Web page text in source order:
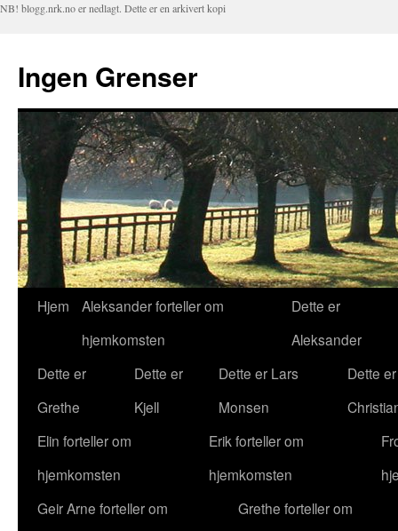
NB! blogg.nrk.no er nedlagt. Dette er en arkivert kopi
Ingen Grenser
Hopp
innhold
Hjem
Aleksander forteller om
hjemkomsten
Dette er
Aleksander
Dette er
Grethe
Dette er
Kjell
Dette er Lars
Monsen
Dette
Elin forteller om
hjemkomsten
Erik forteller om
hjemkomsten
Geir Arne forteller om
Grethe forteller om